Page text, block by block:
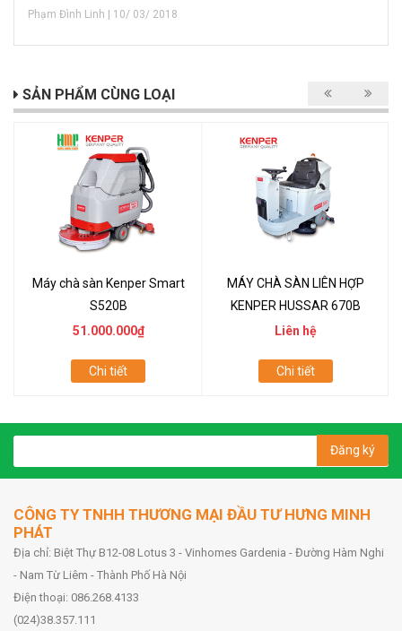
Phạm Đình Linh | 10/ 03/ 2018
SẢN PHẨM CÙNG LOẠI
Máy chà sàn Kenper Smart
S520B
51.000.000₫
Chi tiết
MÁY CHÀ SÀN LIÊN HỢP
KENPER HUSSAR 670B
Liên hệ
Chi tiết
Đăng ký
CÔNG TY TNHH THƯƠNG MẠI ĐẦU TƯ HƯNG MINH
PHÁT
Địa chỉ: Biệt Thự B12-08 Lotus 3 - Vinhomes Gardenia - Đường Hàm Nghi
- Nam Từ Liêm - Thành Phố Hà Nội
Điện thoại: 086.268.4133
(024)38.357.111